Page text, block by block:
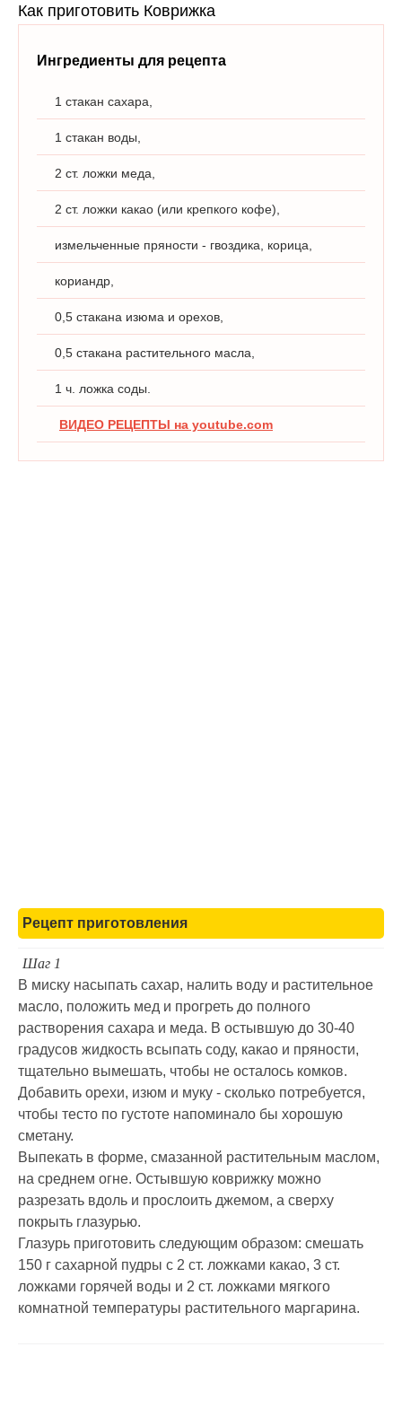
Как приготовить Коврижка
Ингредиенты для рецепта
1 стакан сахара,
1 стакан воды,
2 ст. ложки меда,
2 ст. ложки какао (или крепкого кофе),
измельченные пряности - гвоздика, корица,
кориандр,
0,5 стакана изюма и орехов,
0,5 стакана растительного масла,
1 ч. ложка соды.
ВИДЕО РЕЦЕПТЫ на youtube.com
Рецепт приготовления
Шаг 1
В миску насыпать сахар, налить воду и растительное
масло, положить мед и прогреть до полного
растворения сахара и меда. В остывшую до 30-40
градусов жидкость всыпать соду, какао и пряности,
тщательно вымешать, чтобы не осталось комков.
Добавить орехи, изюм и муку - сколько потребуется,
чтобы тесто по густоте напоминало бы хорошую
сметану.
Выпекать в форме, смазанной растительным маслом,
на среднем огне. Остывшую коврижку можно
разрезать вдоль и прослоить джемом, а сверху
покрыть глазурью.
Глазурь приготовить следующим образом: смешать
150 г сахарной пудры с 2 ст. ложками какао, 3 ст.
ложками горячей воды и 2 ст. ложками мягкого
комнатной температуры растительного маргарина.